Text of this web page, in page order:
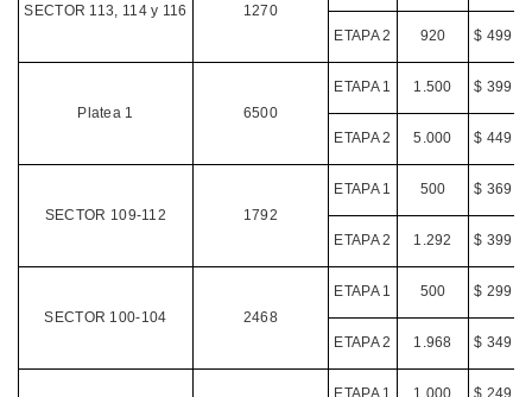
SECTOR 113, 114 y 116 1270
ETAPA 2 920 $
Platea 1 6500
ETAPA 1 1.500 $
ETAPA 2 5.000 $
SECTOR 109-112 1792
ETAPA 1 500 $
ETAPA 2 1.292 $
SECTOR 100-104 2468
ETAPA 1 500 $
ETAPA 2 1.968 $
ETAPA 1 1.000 $